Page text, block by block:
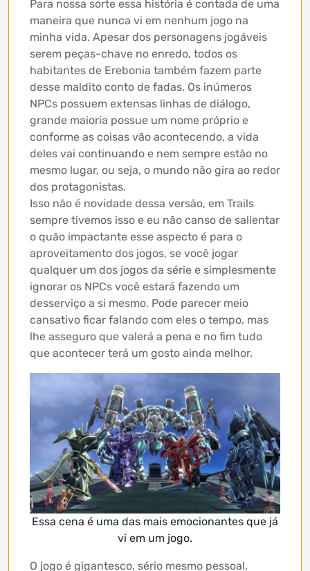
Para nossa sorte essa história é contada de uma
maneira que nunca vi em nenhum jogo na
minha vida. Apesar dos personagens jogáveis
serem peças-chave no enredo, todos os
habitantes de Erebonia também fazem parte
desse maldito conto de fadas. Os inúmeros
NPCs possuem extensas linhas de diálogo,
grande maioria possue um nome próprio e
conforme as coisas vão acontecendo, a vida
deles vai continuando e nem sempre estão no
mesmo lugar, ou seja, o mundo não gira ao redor
dos protagonistas.
Isso não é novidade dessa versão, em Trails
sempre tivemos isso e eu não canso de salientar
o quão impactante esse aspecto é para o
aproveitamento dos jogos, se você jogar
qualquer um dos jogos da série e simplesmente
ignorar os NPCs você estará fazendo um
desserviço a si mesmo. Pode parecer meio
cansativo ficar falando com eles o tempo, mas
lhe asseguro que valerá a pena e no fim tudo
que acontecer terá um gosto ainda melhor.
Essa cena é uma das mais emocionantes que já
vi em um jogo.
O jogo é gigantesco, sério mesmo pessoal,